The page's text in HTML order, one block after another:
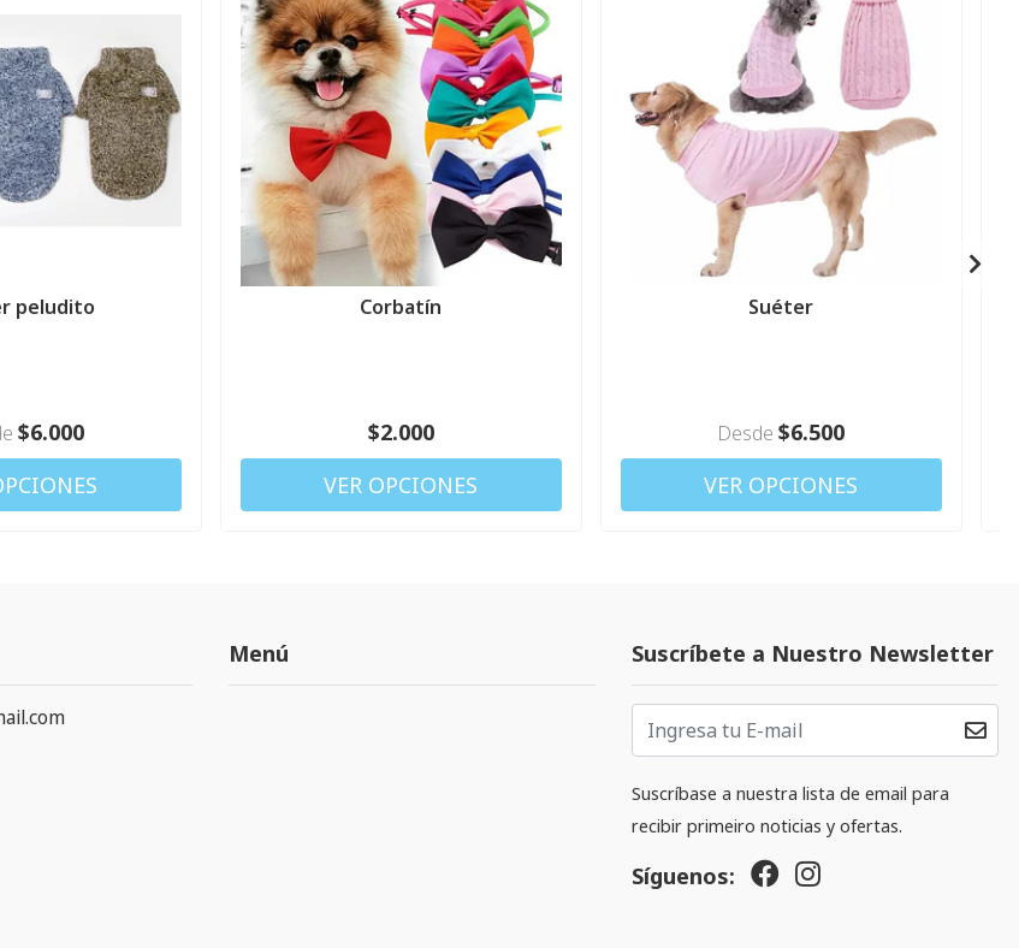
peludito
$6.000
Corbatín
$2.000
VER OPCIONES
Suéter
Desde$6.500
VER OPCIONES
Menú Suscríbete a Nuestro Newsletter
Suscríbase a nuestra lista de email para
recibir primeiro noticias y ofertas.
Síguenos: